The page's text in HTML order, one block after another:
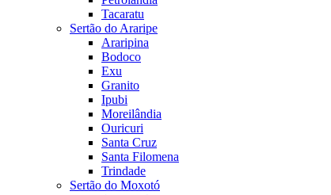
Tacaratu
Sertão do Araripe
Araripina
Bodoco
Exu
Granito
Ipubi
Moreilândia
Ouricuri
Santa Cruz
Santa Filomena
Trindade
Sertão do Moxotó